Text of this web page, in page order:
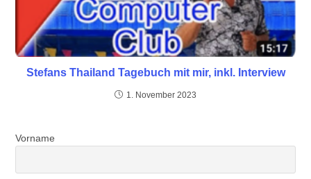
Stefans Thailand Tagebuch mit mir, inkl. Interview
1. November 2023
Vorname